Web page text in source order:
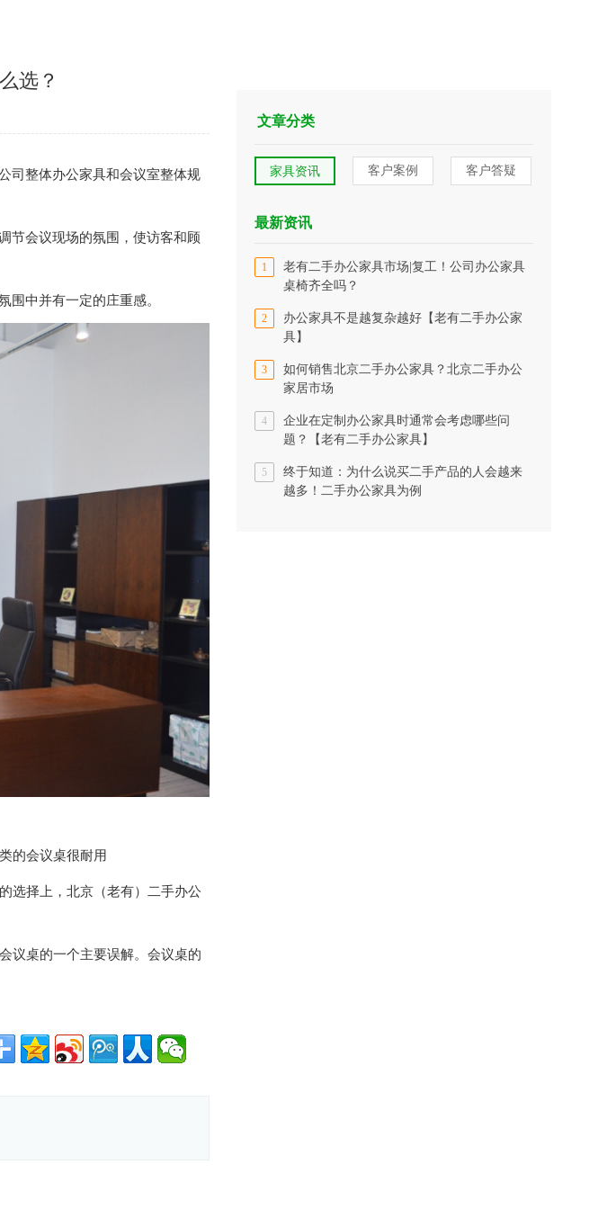
选？
司整体办公家具和会议室整体规
节会议现场的氛围，使访客和顾
围中并有一定的庄重感。
的会议桌很耐用
选择上，北京（老有）二手办公
议桌的一个主要误解。会议桌的
文章分类
家具资讯 客户案例 客户答疑
最新资讯
1
老有二手办公家具市场|复工！公司办公家具
桌椅齐全吗？
2
办公家具不是越复杂越好【老有二手办公家
具】
3
如何销售北京二手办公家具？北京二手办公
家居市场
4
企业在定制办公家具时通常会考虑哪些问
题？【老有二手办公家具】
5
终于知道：为什么说买二手产品的人会越来
越多！二手办公家具为例